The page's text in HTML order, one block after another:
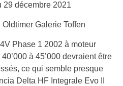
29 décembre 2021
Galerie Toffen
Phase 1 2002 à moteur
à 45’000 devraient être
ce qui semble presque
Delta HF Integrale Evo II